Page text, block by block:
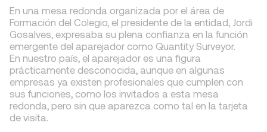
En una mesa redonda organizada por el área de
Formación del Colegio, el presidente de la entidad, Jordi
Gosalves, expresaba su plena confianza en la función
emergente del aparejador como Quantity Surveyor.
En nuestro país, el aparejador es una figura
prácticamente desconocida, aunque en algunas
empresas ya existen profesionales que cumplen con
sus funciones, como los invitados a esta mesa
redonda, pero sin que aparezca como tal en la tarjeta
de visita.